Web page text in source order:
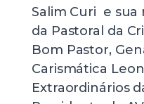
Salim Curi e sua
da Pastoral da
Bom Pastor,
Carismática
Extraordinários